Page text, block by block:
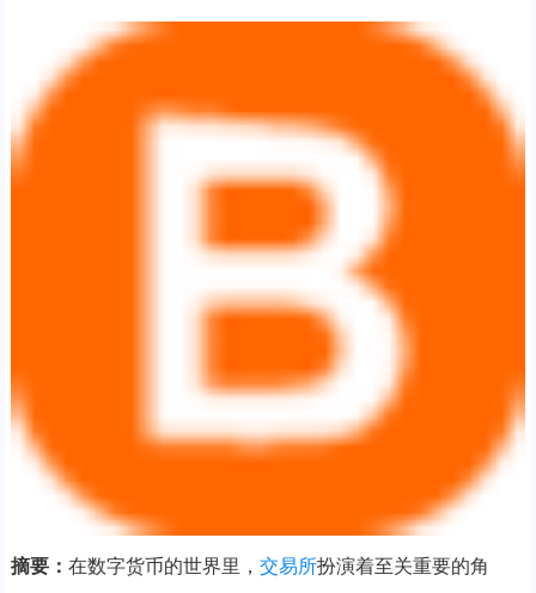
摘要： 在数字货币的世界里， 交易所扮演着至关重要的角